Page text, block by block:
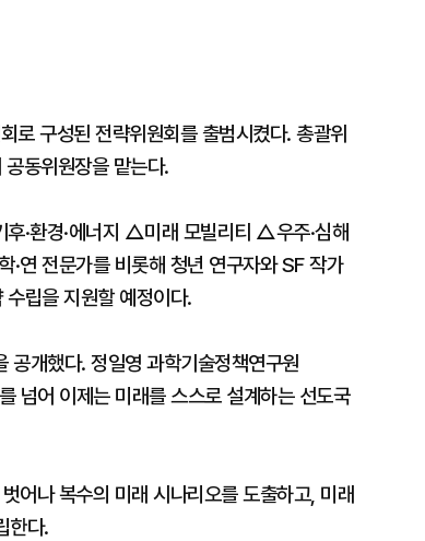
로 구성된 전략위원회를 출범시켰다. 총괄위
동위원장을 맡는다.
·환경·에너지 △미래 모빌리티 △우주·심해
연 전문가를 비롯해 청년 연구자와 SF 작가
립을 지원할 예정이다.
개했다. 정일영 과학기술정책연구원
넘어 이제는 미래를 스스로 설계하는 선도국
어나 복수의 미래 시나리오를 도출하고, 미래
한다.